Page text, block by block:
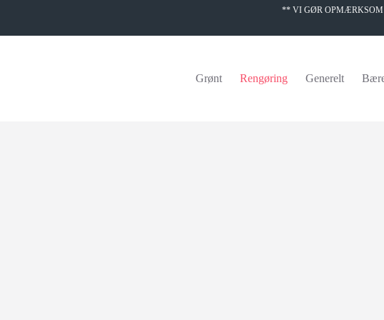
** VI GØR OPMÆRKSOM
Grønt Rengøring Generelt